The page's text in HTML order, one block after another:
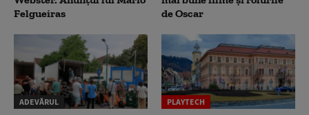
Felgueiras
de Oscar
ADEVĂRUL PLAYTECH